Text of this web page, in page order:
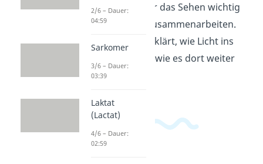
Teile des Auges für das Sehen wichtig
sind und wie sie zusammenarbeiten.
Außerdem wird erklärt, wie Licht ins
Auge gelangt und wie es dort weiter
verarbeitet wird.
2/6 – Dauer:
04:59
Sarkomer
3/6 – Dauer:
03:39
Laktat
(Lactat)
4/6 – Dauer:
02:59